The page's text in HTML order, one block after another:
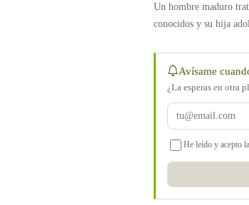
Un hombre maduro
conocidos y su hija
Avísame
¿La esperas en otra
He leído y acepto la